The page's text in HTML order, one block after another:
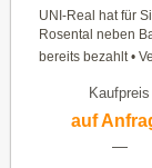
UNI-Real hat für
Rosental neben
bereits bezahlt •
Kaufpreis
auf
—